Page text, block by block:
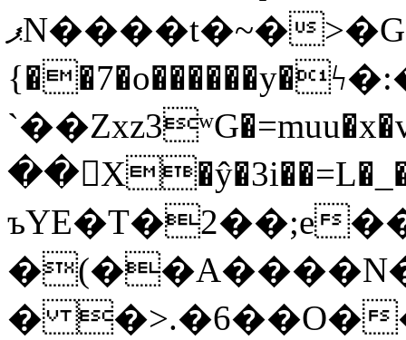
ޕN����t�~�>�G�{�Wރ�sl̞�@x_:�ˏ��՛��zU;wk�F�m�q}
ъYE�T�2��;e
� �>.�6��O�